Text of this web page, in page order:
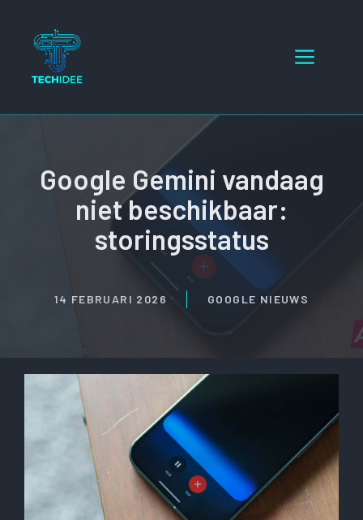
inhoud
Menu
Google Gemini vandaag
niet beschikbaar:
storingsstatus
14 FEBRUARI 2026 GOOGLE NIEUWS